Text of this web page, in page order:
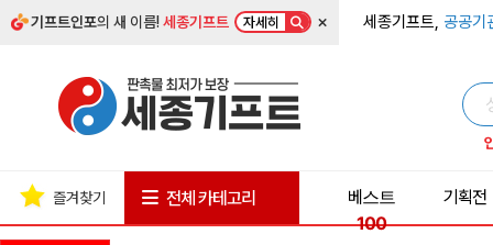
기프트인포의 새 이름!세종기프트 자세히 × 세종기프트, 공공기
즐겨찾기 전체 카테고리
베스트
100
기획전